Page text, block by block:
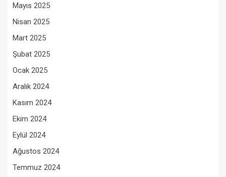
Mayıs 2025
Nisan 2025
Mart 2025
Şubat 2025
Ocak 2025
Aralık 2024
Kasım 2024
Ekim 2024
Eylül 2024
Ağustos 2024
Temmuz 2024